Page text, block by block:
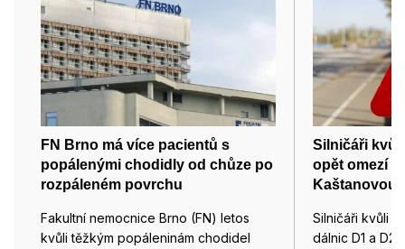
FN Brno má více pacientů s
popálenými chodidly od chůze po
rozpáleném povrchu
Fakultní nemocnice Brno (FN) letos
kvůli těžkým popáleninám chodidel
Silničáři
opět omezí
Kaštanovou
Silničáři kvůli
dálnic D1 a D2…